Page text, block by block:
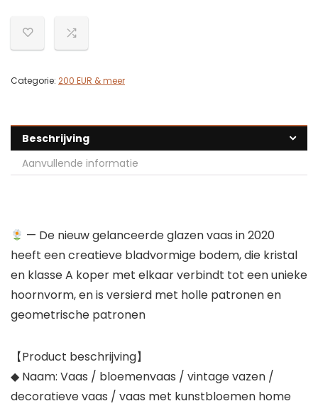
Categorie: 200 EUR & meer
Beschrijving
Aanvullende informatie
— De nieuw gelanceerde glazen vaas in 2020
heeft een creatieve bladvormige bodem, die kristal
en klasse A koper met elkaar verbindt tot een unieke
hoornvorm, en is versierd met holle patronen en
geometrische patronen
【Product beschrijving】
◆ Naam: Vaas / bloemenvaas / vintage vazen ​​/
decoratieve vaas / vaas met kunstbloemen home